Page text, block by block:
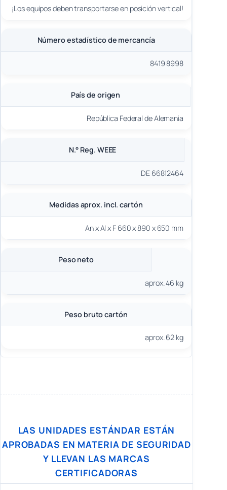
¡Los equipos deben transportarse en posición vertical!
Número estadístico de mercancía
8419 8998
País de origen
República Federal de Alemania
N.° Reg. WEEE
DE 66812464
Medidas aprox. incl. cartón
An x Al x F 660 x 890 x 650 mm
Peso neto
aprox. 46 kg
Peso bruto cartón
aprox. 62 kg
LAS UNIDADES ESTÁNDAR ESTÁN
APROBADAS EN MATERIA DE SEGURIDAD
Y LLEVAN LAS MARCAS
CERTIFICADORAS